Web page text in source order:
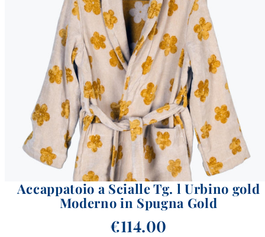
Accappatoio a Scialle Tg. l Urbino gold
Moderno in Spugna Gold
€114.00